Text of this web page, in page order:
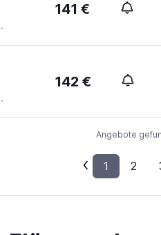
141 €
142 €
Angebote
1 2